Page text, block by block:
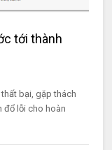
tới thành
thất bại, gặp thách
đổ lỗi cho hoàn